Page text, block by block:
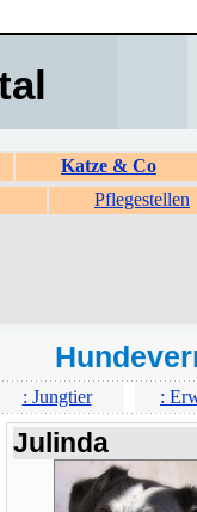
Katze & Co
Pflegestellen
: Jungtier :
Julinda